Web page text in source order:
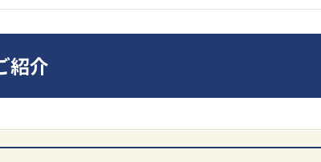
SONY
DA7000ES アンプ
PMA-
紹介